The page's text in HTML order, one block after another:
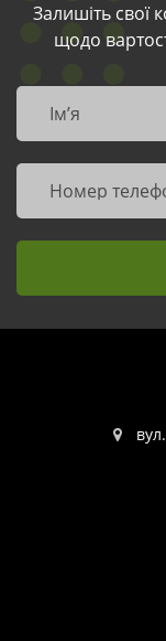
Залишіть свої
щодо